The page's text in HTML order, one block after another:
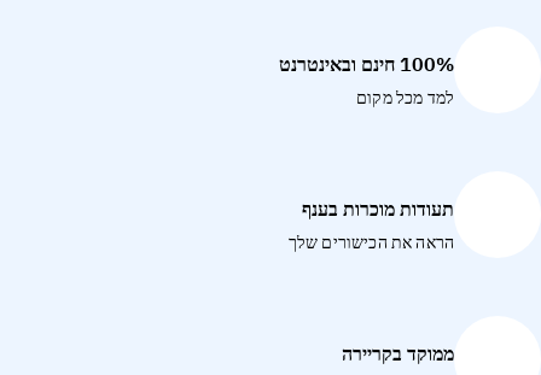
100% חינם ובאינטרנט
למד מכל מקום
תעודות מוכרות בענף
הראה את הכישורים שלך
ממוקד בקריירה